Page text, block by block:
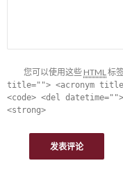
您可以使用这些 HTML标
title=""> <acronym
<code> <del
<strong>